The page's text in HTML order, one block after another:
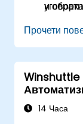
и
Прочети
Winshuttle
данни14 Часа